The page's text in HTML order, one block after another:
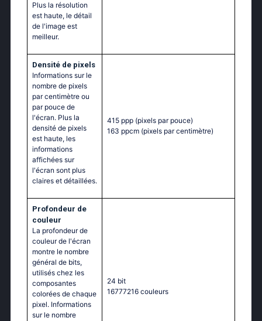
Plus la résolution
est haute, le détail
de l'image est
meilleur.
Densité de pixels
Informations sur le
nombre de pixels
par centimètre ou
par pouce de
l'écran. Plus la
densité de pixels
est haute, les
informations
affichées sur
l'écran sont plus
claires et détaillées.
415 ppp (pixels par pouce)
163 ppcm (pixels par centimètre)
Profondeur de
couleur
La profondeur de
couleur de l'écran
montre le nombre
général de bits,
utilisés chez les
composantes
colorées de chaque
pixel. Informations
sur le nombre
24 bit
16777216 couleurs